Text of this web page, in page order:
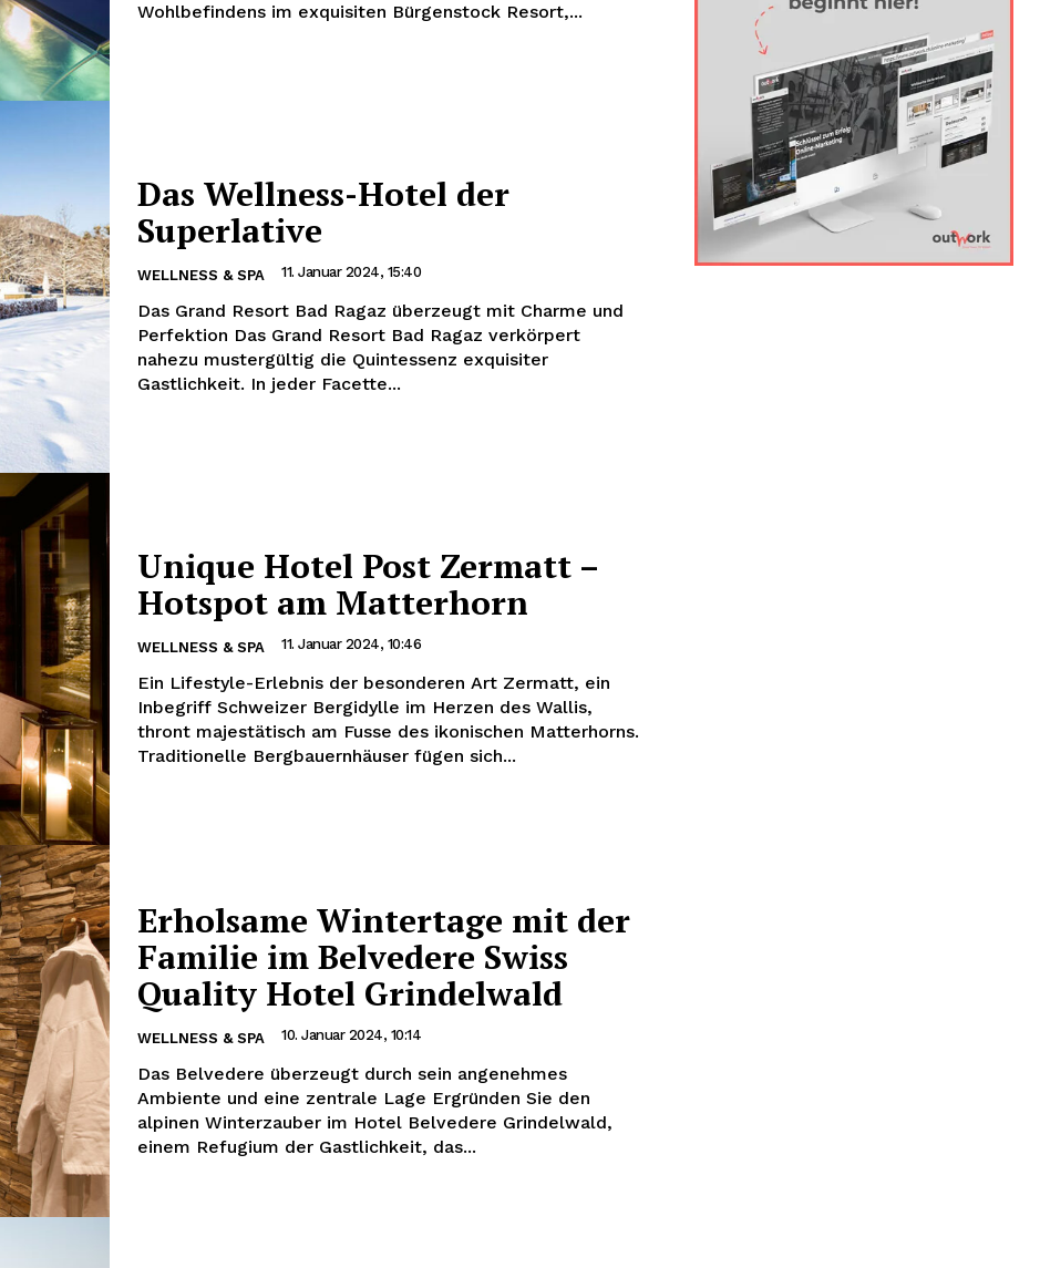
Wohlbefindens im exquisiten Bürgenstock Resort,...
Das Wellness-Hotel der
Superlative
WELLNESS & SPA 11. Januar 2024, 15:40
Das Grand Resort Bad Ragaz überzeugt mit Charme und
Perfektion Das Grand Resort Bad Ragaz verkörpert
nahezu mustergültig die Quintessenz exquisiter
Gastlichkeit. In jeder Facette...
Unique Hotel Post Zermatt –
Hotspot am Matterhorn
WELLNESS & SPA 11. Januar 2024, 10:46
Ein Lifestyle-Erlebnis der besonderen Art Zermatt, ein
Inbegriff Schweizer Bergidylle im Herzen des Wallis,
thront majestätisch am Fusse des ikonischen Matterhorns.
Traditionelle Bergbauernhäuser fügen sich...
Erholsame Wintertage mit der
Familie im Belvedere Swiss
Quality Hotel Grindelwald
WELLNESS & SPA 10. Januar 2024, 10:14
Das Belvedere überzeugt durch sein angenehmes
Ambiente und eine zentrale Lage Ergründen Sie den
alpinen Winterzauber im Hotel Belvedere Grindelwald,
einem Refugium der Gastlichkeit, das...